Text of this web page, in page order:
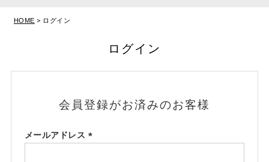
HOME ログイン
ログイン
会員登録がお済みのお客様
メールアドレス